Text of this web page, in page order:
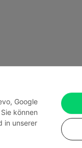
Google
können
in unserer